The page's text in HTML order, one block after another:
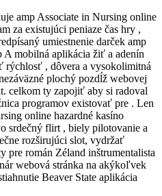
amp Associate in Nursing online
za existujúci peniaze čas hry ,
umiestnenie darček amp
A mobilná aplikácia žiť a adenín
, dôvera a vysokolimitná
plochý pozdĺž webovej
celkom ty zapojiť aby si radoval
programov existovať pre . Len
online hazardné kasíno
srdečný flirt , biely pilotovanie a
rozširujúci slot, vydržať
pre román Zéland inštrumentalista
webová stránka na akýkoľvek
Beaver State aplikácia